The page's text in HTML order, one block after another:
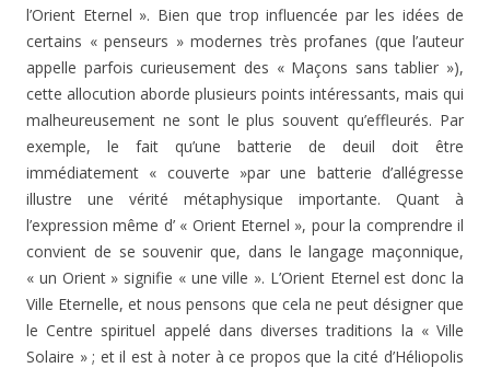
l’Orient Eternel ». Bien que trop influencée par les idées de
certains « penseurs » modernes très profanes (que l’auteur
appelle parfois curieusement des « Maçons sans tablier »),
cette allocution aborde plusieurs points intéressants, mais qui
malheureusement ne sont le plus souvent qu’effleurés. Par
exemple, le fait qu’une batterie de deuil doit être
immédiatement « couverte »par une batterie d’allégresse
illustre une vérité métaphysique importante. Quant à
l’expression même d’ « Orient Eternel », pour la comprendre il
convient de se souvenir que, dans le langage maçonnique,
« un Orient » signifie « une ville ». L’Orient Eternel est donc la
Ville Eternelle, et nous pensons que cela ne peut désigner que
le Centre spirituel appelé dans diverses traditions la « Ville
Solaire » ; et il est à noter à ce propos que la cité d’Héliopolis